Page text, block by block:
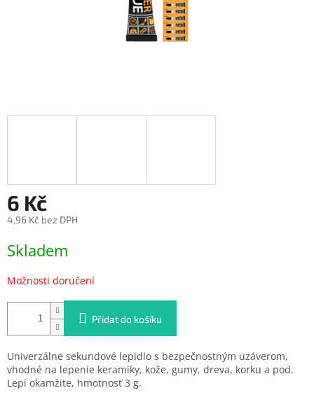
6 Kč
4,96 Kč bez DPH
cena:
Skladem
Možnosti doručení
Přidat do košíku
Univerzálne sekundové lepidlo s bezpečnostným uzáverom,
vhodné na lepenie keramiky, kože, gumy, dreva, korku a pod.
Lepí okamžite, hmotnosť 3 g.